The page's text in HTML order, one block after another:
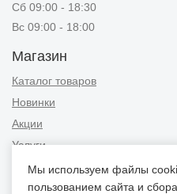
Сб 09:00 - 18:30
Вс 09:00 - 18:00
Магазин
Каталог товаров
Новинки
Акции
Услуги
Информация
Мы используем файлы
пользованием сайта и